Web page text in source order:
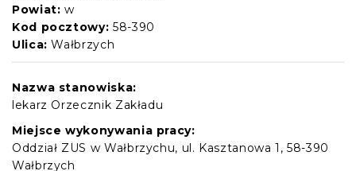
Powiat: w
Kod pocztowy: 58-390
Ulica: Wałbrzych
Nazwa stanowiska:
lekarz Orzecznik Zakładu
Miejsce wykonywania pracy:
Oddział ZUS w Wałbrzychu, ul. Kasztanowa 1, 58-390
Wałbrzych